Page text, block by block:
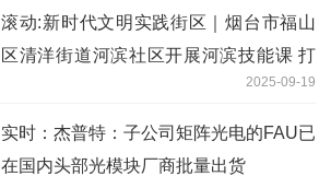
滚动:新时代文明实践街区｜烟台市福山
区清洋街道河滨社区开展河滨技能课 打
2025-09-19
实时：杰普特：子公司矩阵光电的FAU已
在国内头部光模块厂商批量出货